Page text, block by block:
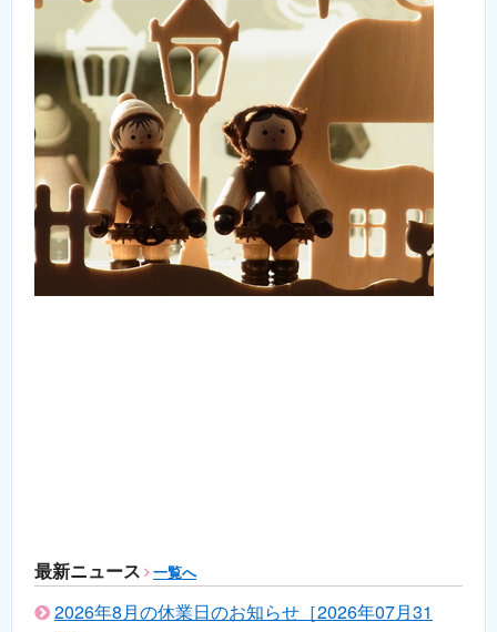
最新ニュース 一覧へ
2026年8月の休業日のお知らせ［2026年07月31